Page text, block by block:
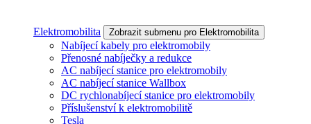
Elektromobilita Zobrazit submenu pro Elektromobilita
Nabíjecí kabely pro elektromobily
Přenosné nabíječky a redukce
AC nabíjecí stanice pro elektromobily
AC nabíjecí stanice Wallbox
DC rychlonabíjecí stanice pro elektromobily
Příslušenství k elektromobilitě
Tesla